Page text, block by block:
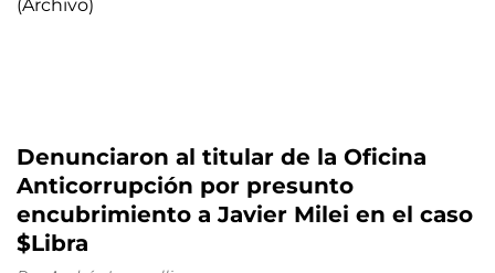
Denunciaron al titular de la Oficina
Anticorrupción por presunto
encubrimiento a Javier Milei en el caso
$Libra